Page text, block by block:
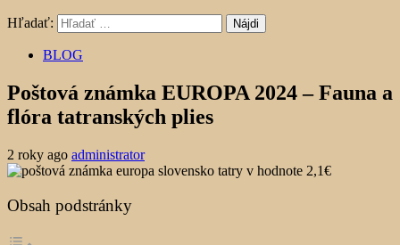
Hľadať:
BLOG
Poštová známka EUROPA 2024 – Fauna a
flóra tatranských plies
2 roky ago administrator
Obsah podstránky